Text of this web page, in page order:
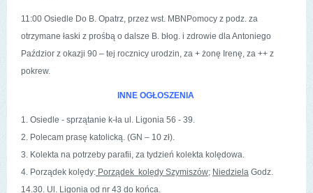
11:00 Osiedle Do B. Opatrz, przez wst. MBNPomocy z podz. za
otrzymane łaski z prośbą o dalsze B. błog. i zdrowie dla Antoniego
Paździor z okazji 90 – tej rocznicy urodzin, za + żonę Irenę, za ++ z
pokrew.
INNE OGŁOSZENIA
1. Osiedle - sprzątanie k-ła ul. Ligonia 56 - 39.
2. Polecam prasę katolicką. (GN – 10 zł).
3. Kolekta na potrzeby parafii, za tydzień kolekta kolędowa.
4. Porządek kolędy: Porządek kolędy Szymiszów; Niedziela Godz.
14.30. Ul. Ligonia od nr 43 do końca.